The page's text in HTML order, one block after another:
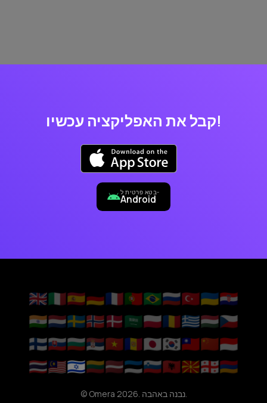
קבל את האפליקציה עכשיו!
בטא פרטית ל-
Android
🇬🇧🇮🇹🇪🇸🇩🇪🇫🇷🇵🇹🇧🇷🇷🇺🇹🇷🇺🇦🇭🇷
🇮🇳🇳🇱🇸🇪🇳🇴🇩🇰🇸🇦🇵🇱🇷🇴🇬🇷🇭🇺🇨🇿
🇫🇮🇸🇰🇧🇬🇷🇸🇻🇳🇦🇩🇯🇵🇰🇷🇹🇼🇨🇳🇮🇩
🇹🇭🇲🇾🇮🇱🇱🇹🇱🇻🇪🇪🇸🇮🇦🇱🇲🇰🇬🇪🇦🇲
© Omera 2026. נבנה באהבה.